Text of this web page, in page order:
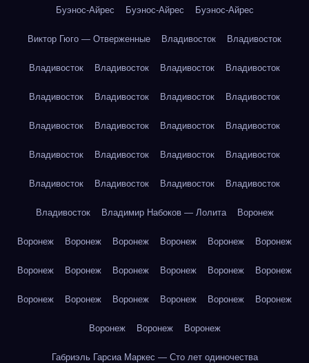
Буэнос-Айрес Буэнос-Айрес Буэнос-Айрес
Виктор Гюго — Отверженные Владивосток Владивосток
Владивосток Владивосток Владивосток Владивосток
Владивосток Владивосток Владивосток Владивосток
Владивосток Владивосток Владивосток Владивосток
Владивосток Владивосток Владивосток Владивосток
Владивосток Владивосток Владивосток Владивосток
Владивосток Владимир Набоков — Лолита Воронеж
Воронеж Воронеж Воронеж Воронеж Воронеж Воронеж
Воронеж Воронеж Воронеж Воронеж Воронеж Воронеж
Воронеж Воронеж Воронеж Воронеж Воронеж Воронеж
Воронеж Воронеж Воронеж
Габриэль Гарсиа Маркес — Сто лет одиночества